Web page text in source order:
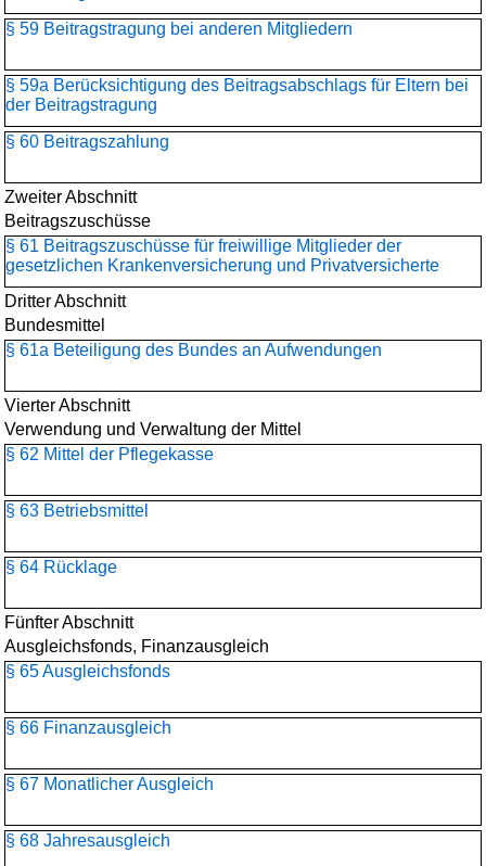
§ 59 Beitragstragung bei anderen Mitgliedern
§ 59a Berücksichtigung des Beitragsabschlags für Eltern bei
der Beitragstragung
§ 60 Beitragszahlung
Zweiter Abschnitt
Beitragszuschüsse
§ 61 Beitragszuschüsse für freiwillige Mitglieder der
gesetzlichen Krankenversicherung und Privatversicherte
Dritter Abschnitt
Bundesmittel
§ 61a Beteiligung des Bundes an Aufwendungen
Vierter Abschnitt
Verwendung und Verwaltung der Mittel
§ 62 Mittel der Pflegekasse
§ 63 Betriebsmittel
§ 64 Rücklage
Fünfter Abschnitt
Ausgleichsfonds, Finanzausgleich
§ 65 Ausgleichsfonds
§ 66 Finanzausgleich
§ 67 Monatlicher Ausgleich
§ 68 Jahresausgleich